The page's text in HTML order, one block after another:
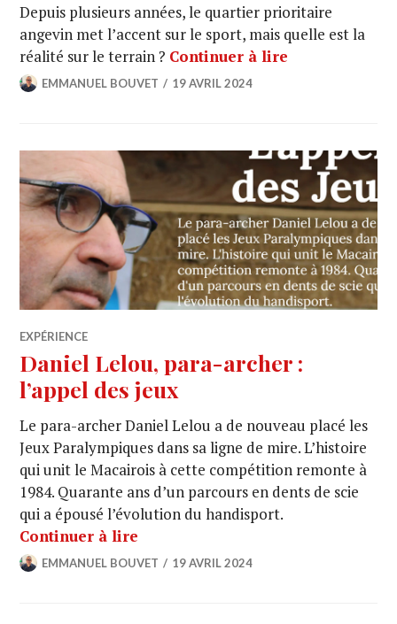
Depuis plusieurs années, le quartier prioritaire
angevin met l’accent sur le sport, mais quelle est la
réalité sur le terrain ? Continuer à lire
EMMANUEL BOUVET 19 AVRIL 2024
EXPÉRIENCE
Daniel Lelou, para-archer :
l’appel des jeux
Le para-archer Daniel Lelou a de nouveau placé les
Jeux Paralympiques dans sa ligne de mire. L’histoire
qui unit le Macairois à cette compétition remonte à
1984. Quarante ans d’un parcours en dents de scie
qui a épousé l’évolution du handisport.
Continuer à lire
EMMANUEL BOUVET 19 AVRIL 2024